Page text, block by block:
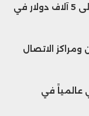
يو بي إس يرفع سقف توقعاته للذهب إلى 5 آلاف دولار في
ومراكز الاتصال
عالمياً في